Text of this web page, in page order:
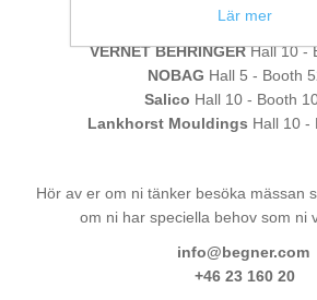
VERNET BEHRINGERHall 10 -
NOBAG Hall 5 - Booth
Salico Hall 10 - Booth
Lankhorst Mouldings Hall 10 -
Hör av er om ni tänker besöka mässan
om ni har speciella behov som ni
info@begner.com
+46 23 160 20
Lär mer